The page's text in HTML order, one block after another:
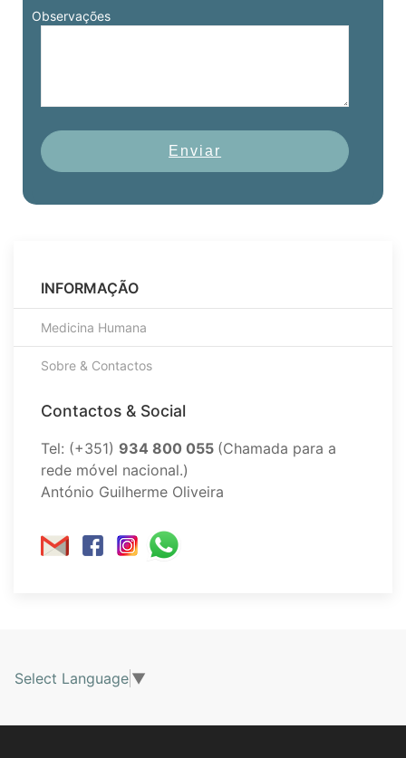
Observações
Enviar
INFORMAÇÃO
Medicina Humana
Sobre & Contactos
Contactos & Social
Tel: (+351) 934 800 055 (Chamada para a
rede móvel nacional.)
António Guilherme Oliveira
Select Language ▼